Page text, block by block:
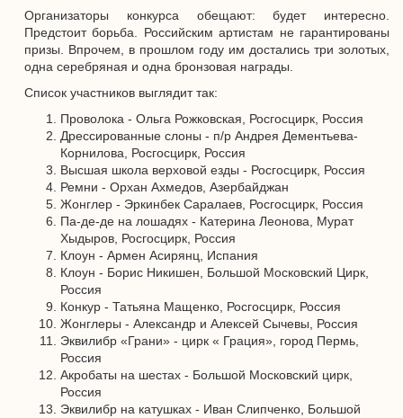
Организаторы конкурса обещают: будет интересно.
Предстоит борьба. Российским артистам не гарантированы
призы. Впрочем, в прошлом году им достались три золотых,
одна серебряная и одна бронзовая награды.
Список участников выглядит так:
Проволока - Ольга Рожковская, Росгосцирк, Россия
Дрессированные слоны - п/р Андрея Дементьева-
Корнилова, Росгосцирк, Россия
Высшая школа верховой езды - Росгосцирк, Россия
Ремни - Орхан Ахмедов, Азербайджан
Жонглер - Эркинбек Саралаев, Росгосцирк, Россия
Па-де-де на лошадях - Катерина Леонова, Мурат
Хыдыров, Росгосцирк, Россия
Клоун - Армен Асирянц, Испания
Клоун - Борис Никишен, Большой Московский Цирк,
Россия
Конкур - Татьяна Мащенко, Росгосцирк, Россия
Жонглеры - Александр и Алексей Сычевы, Россия
Эквилибр «Грани» - цирк « Грация», город Пермь,
Россия
Акробаты на шестах - Большой Московский цирк,
Россия
Эквилибр на катушках - Иван Слипченко, Большой